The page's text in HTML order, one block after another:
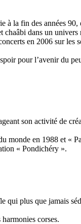
la fin des années
dans un
en 2006 sur les
pour l’avenir du
son activité de
monde en 1988 et «
« Pondichéry ».
plus que jamais
corses.